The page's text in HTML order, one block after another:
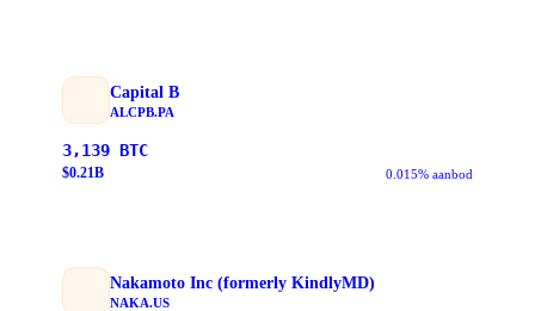
Capital B
ALCPB.PA
3,139 BTC
$0.21B 0.015% aanbod
Nakamoto Inc (formerly KindlyMD)
NAKA.US